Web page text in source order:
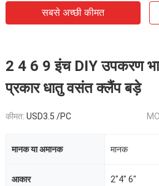
सबसे अच्छी कीमत
2 4 6 9 इंच DIY उपकरण
प्रकार धातु वसंत क्लैंप बड़े
कीमत: USD3.5 /PC
मानक या अमानक मानक
आकार 2"4" 6"